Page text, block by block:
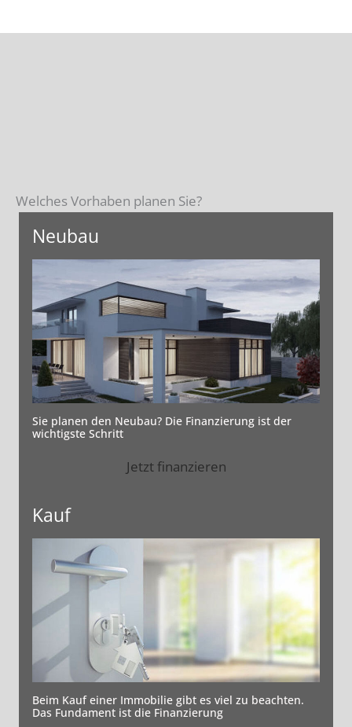
Welches Vorhaben planen Sie?
Neubau
Sie planen den Neubau? Die Finanzierung ist der
wichtigste Schritt
Jetzt finanzieren
Kauf
Beim Kauf einer Immobilie gibt es viel zu beachten.
Das Fundament ist die Finanzierung